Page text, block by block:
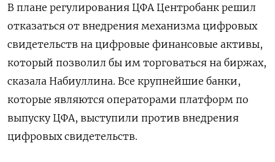
В плане регулирования ЦФА Центробанк решил
отказаться от внедрения механизма цифровых
свидетельств на цифровые финансовые активы,
который позволил бы им торговаться на биржах,
сказала Набиуллина. Все крупнейшие банки,
которые являются операторами платформ по
выпуску ЦФА, выступили против внедрения
цифровых свидетельств.